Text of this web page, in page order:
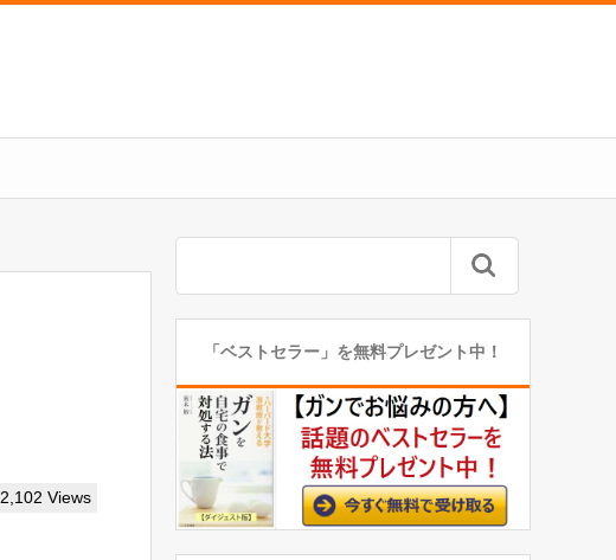
2,102 Views
「ベストセラー」を無料プレゼント中！